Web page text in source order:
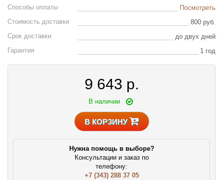
Способы оплаты
Посмотреть
Стоимость доставки
800 руб.
Срок доставки
до двух дней
Гарантия
1 год
9 643 р.
В наличии
В КОРЗИНУ
Нужна помощь в выборе?
Консультации и заказ по
телефону:
+7 (343) 288 37 05